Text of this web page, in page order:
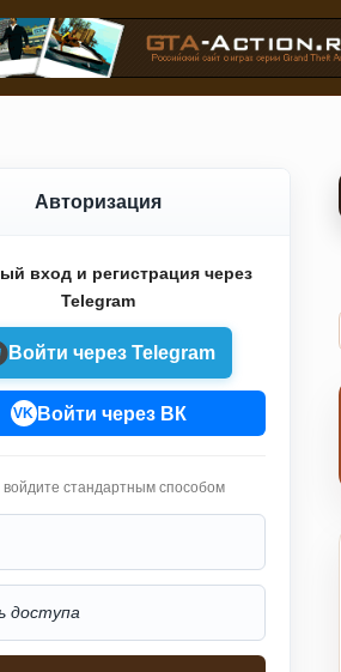
Авторизация
вход и регистрация через
Telegram
Войти через Telegram
VK Войти через ВК
войдите стандартным способом